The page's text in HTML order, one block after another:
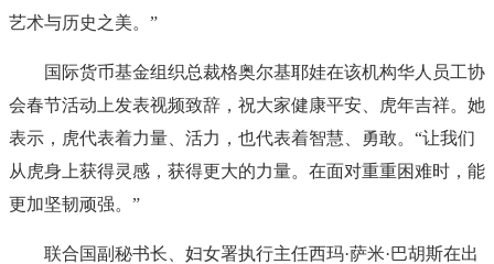
艺术与历史之美。”
国际货币基金组织总裁格奥尔基耶娃在该机构华人员工协
会春节活动上发表视频致辞，祝大家健康平安、虎年吉祥。她
表示，虎代表着力量、活力，也代表着智慧、勇敢。“让我们
从虎身上获得灵感，获得更大的力量。在面对重重困难时，能
更加坚韧顽强。”
联合国副秘书长、妇女署执行主任西玛·萨米·巴胡斯在出